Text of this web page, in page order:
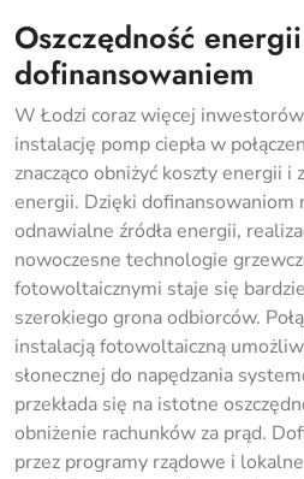
Oszczędność
dofinansowaniem
W Łodzi coraz więcej
instalację pomp ciepła w
znacząco obniżyć koszty energii i
energii. Dzięki dofinansowaniom
odnawialne źródła energii,
nowoczesne technologie
fotowoltaicznymi staje się
szerokiego grona odbiorców.
instalacją fotowoltaiczną
słonecznej do napędzania
przekłada się na istotne
obniżenie rachunków za prąd.
przez programy rządowe i